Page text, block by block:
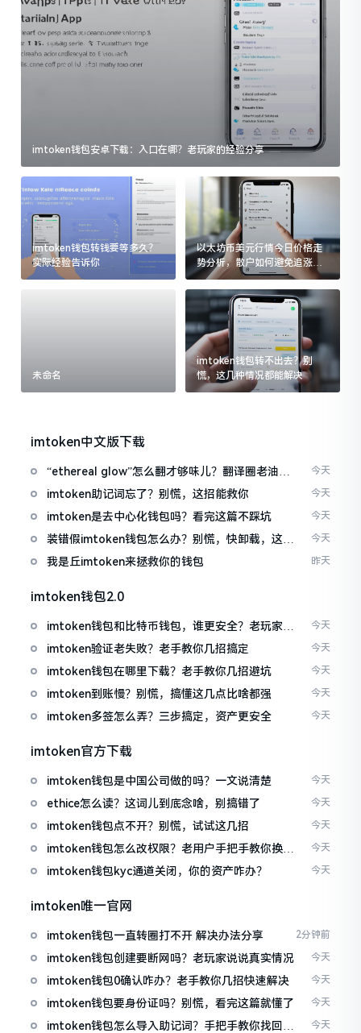
imtoken钱包安卓下载：入口在哪？老玩家的经验分享
imtoken钱包转钱要等多久？
实际经验告诉你
以太坊币美元行情今日价格走
势分析，散户如何避免追涨杀
跌被套牢
未命名
imtoken钱包转不出去？别
慌，这几种情况都能解决
imtoken中文版下载
“ethereal glow”怎么翻才够味儿？翻译圈老油条
的私房话
今天
imtoken助记词忘了？别慌，这招能救你 今天
imtoken是去中心化钱包吗？看完这篇不踩坑 今天
装错假imtoken钱包怎么办？别慌，快卸载，这几
招能救急
今天
我是丘imtoken来拯救你的钱包 昨天
imtoken钱包2.0
imtoken钱包和比特币钱包，谁更安全？老玩家来
聊聊
今天
imtoken验证老失败？老手教你几招搞定 今天
imtoken钱包在哪里下载？老手教你几招避坑 今天
imtoken到账慢？别慌，搞懂这几点比啥都强 今天
imtoken多签怎么弄？三步搞定，资产更安全 今天
imtoken官方下载
imtoken钱包是中国公司做的吗？一文说清楚 今天
ethice怎么读？这词儿到底念啥，别搞错了 今天
imtoken钱包点不开？别慌，试试这几招 今天
imtoken钱包怎么改权限？老用户手把手教你换主
人
今天
imtoken钱包kyc通道关闭，你的资产咋办？ 今天
imtoken唯一官网
imtoken钱包一直转圈打不开 解决办法分享 2分钟前
imtoken钱包创建要断网吗？老玩家说说真实情况 今天
imtoken钱包0确认咋办？老手教你几招快速解决 今天
imtoken钱包要身份证吗？别慌，看完这篇就懂了 今天
imtoken钱包怎么导入助记词？手把手教你找回资
今天